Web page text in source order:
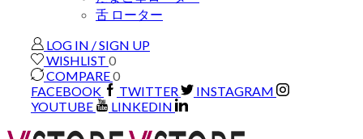
舌 ローター
LOG IN / SIGN UP
WISHLIST 0
COMPARE0
FACEBOOK
TWITTER
INSTAGRAM
YOUTUBE
LINKEDIN